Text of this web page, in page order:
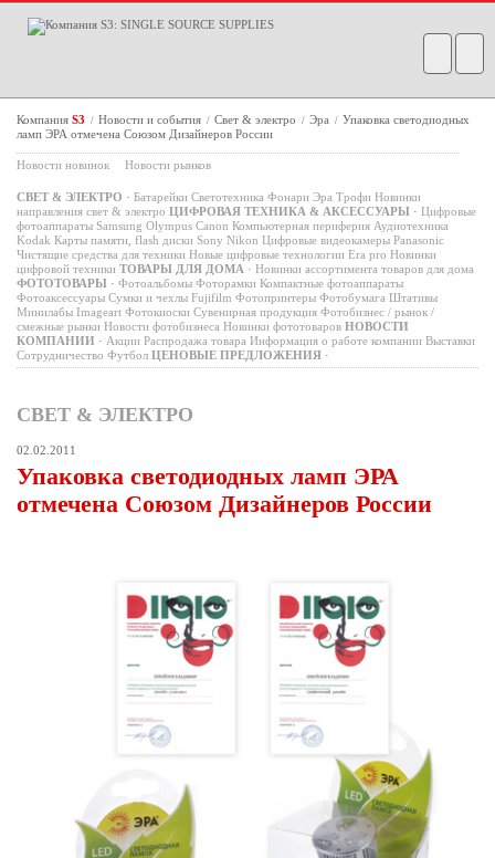
Компания S3 / Новости и события / Свет & электро / Эра / Упаковка светодиодных
ламп ЭРА отмечена Союзом Дизайнеров России
Новости новинок Новости рынков
СВЕТ & ЭЛЕКТРО · Батарейки Светотехника Фонари Эра Трофи Новинки
направления свет & электро ЦИФРОВАЯ ТЕХНИКА & АКСЕССУАРЫ · Цифровые
фотоаппараты Samsung Olympus Canon Компьютерная периферия Аудиотехника
Kodak Карты памяти, flash диски Sony Nikon Цифровые видеокамеры Panasonic
Чистящие средства для техники Новые цифровые технологии Era pro Новинки
цифровой техники ТОВАРЫ ДЛЯ ДОМА · Новинки ассортимента товаров для дома
ФОТОТОВАРЫ · Фотоальбомы Фоторамки Компактные фотоаппараты
Фотоаксессуары Сумки и чехлы Fujifilm Фотопринтеры Фотобумага Штативы
Минилабы Imageart Фотокиоски Сувенирная продукция Фотобизнес / рынок /
смежные рынки Новости фотобизнеса Новинки фототоваров НОВОСТИ
КОМПАНИИ · Акции Распродажа товара Информация о работе компании Выставки
Сотрудничество Футбол ЦЕНОВЫЕ ПРЕДЛОЖЕНИЯ ·
СВЕТ & ЭЛЕКТРО
02.02.2011
Упаковка светодиодных ламп ЭРА
отмечена Союзом Дизайнеров России